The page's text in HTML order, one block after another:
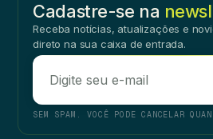
Cadastre-se na
Receba notícias, atualizações e
direto na sua caixa de entrada.
SEM SPAM. VOCÊ PODE CANCELAR